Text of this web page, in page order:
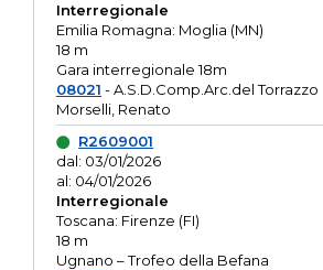
Interregionale
Emilia Romagna: Moglia (MN)
18 m
Gara interregionale 18m
08021 - A.S.D.Comp.Arc.del Torrazzo
Morselli, Renato
R2609001
dal: 03/01/2026
al: 04/01/2026
Interregionale
Toscana: Firenze (FI)
18 m
Ugnano – Trofeo della Befana